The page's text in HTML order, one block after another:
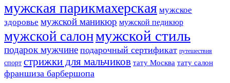
мужская парикмахерская мужское
здоровье мужской маникюр мужской педикюр
мужской салонмужской стиль
подарок мужчине подарочный сертификат путешествия
спорт стрижки для мальчиков тату Москва тату салон
франшиза барбершопа